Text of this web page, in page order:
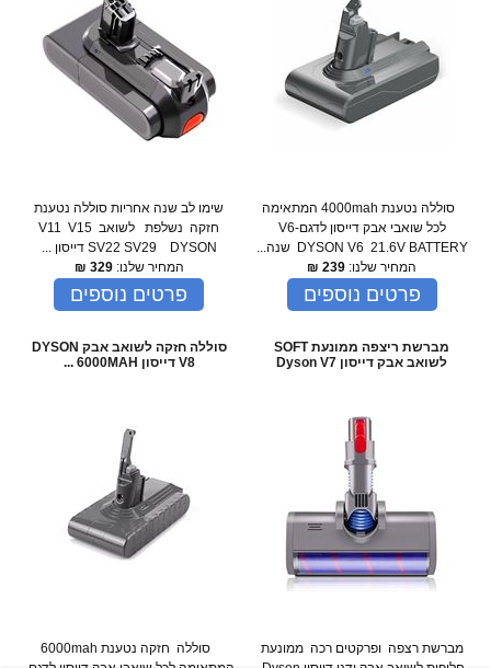
סוללה נטענת 4000mah המתאימה
לכל שואבי אבק דייסון לדגם-V6
DYSON V6 21.6V BATTERY שנה...
המחיר שלנו: 239
₪
פרטים נוספים
שימו לב שנה אחריות סוללה נטענת
חזקה נשלפת לשואב V11 V15
SV22 SV29 DYSON דייסון ...
המחיר שלנו:329
₪
פרטים נוספים
מברשת ריצפה ממונעת SOFT
לשואב אבק דייסון Dyson V7
מברשת רצפה ופרקטים רכה ממונעת
סוללה חזקה לשואב אבק DYSON
V8 דייסון 6000MAH ...
סוללה חזקה נטענת 6000mah